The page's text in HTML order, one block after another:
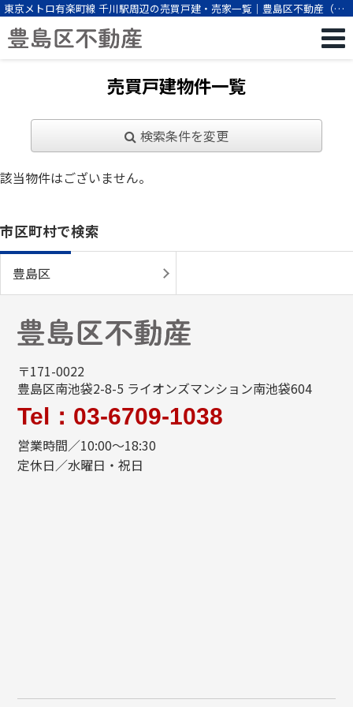
東京メトロ有楽町線 千川駅周辺の売買戸建・売家一覧｜豊島区不動産（株
式会社ビーエスパートナー）
売買戸建物件一覧
検索条件を変更
該当物件はございません。
市区町村で検索
豊島区
〒171-0022
豊島区南池袋2-8-5 ライオンズマンション南池袋604
Tel：03-6709-1038
営業時間／10:00～18:30
定休日／水曜日・祝日